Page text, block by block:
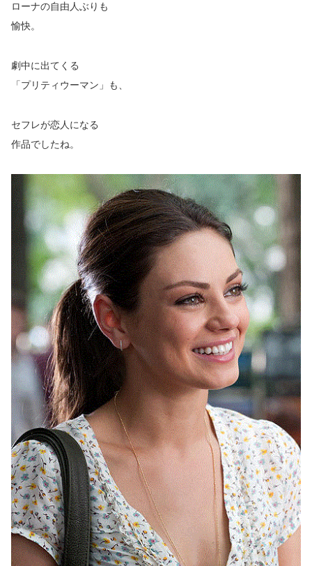
ローナの自由人ぶりも
愉快。
劇中に出てくる
「プリティウーマン」も、
セフレが恋人になる
作品でしたね。